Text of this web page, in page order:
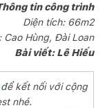
tin công trình
Diện tích: 66m2
Cao Hùng, Đài Loan
Bài viết: Lê Hiếu
kết nối với cộng
nhé.